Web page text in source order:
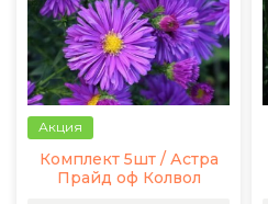
Акция
Комплект 5шт / Астра
Прайд оф Колвол